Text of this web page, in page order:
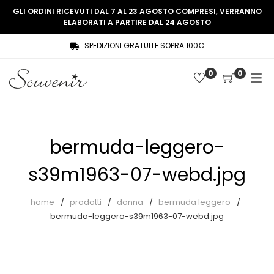
SHOP
Souvenir Privée
Accessori
Cappotti
COLLEZIONE
THREE WOMEN, ONE MEMORY
GLI ORDINI RICEVUTI DAL 7 AL 23 AGOSTO COMPRESI, VERRANNO
ELABORATI A PARTIRE DAL 24 AGOSTO
SPEDIZIONI GRATUITE SOPRA 100€
0 0
bermuda-leggero-
s39m1963-07-webd.jpg
home prodotti donna
bermuda leggero
bermuda-leggero-s39m1963-07-webd.jpg